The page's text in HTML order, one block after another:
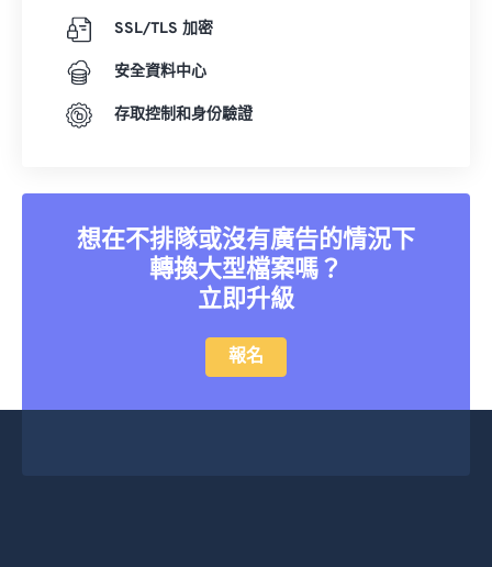
SSL/TLS 加密
安全資料中心
存取控制和身份驗證
想在不排隊或沒有廣告的情況下
轉換大型檔案嗎？
立即升級
報名